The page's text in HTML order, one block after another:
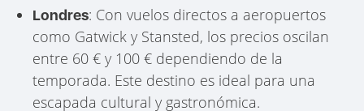
Londres: Con vuelos directos a aeropuertos
como Gatwick y Stansted, los precios oscilan
entre 60 € y 100 € dependiendo de la
temporada. Este destino es ideal para una
escapada cultural y gastronómica.